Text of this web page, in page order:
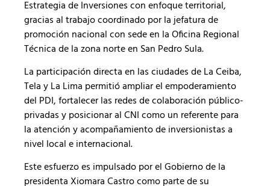
Estrategia de Inversiones con enfoque territorial,
gracias al trabajo coordinado por la jefatura de
promoción nacional con sede en la Oficina Regional
Técnica de la zona norte en San Pedro Sula.
La participación directa en las ciudades de La Ceiba,
Tela y La Lima permitió ampliar el empoderamiento
del PDI, fortalecer las redes de colaboración público-
privadas y posicionar al CNI como un referente para
la atención y acompañamiento de inversionistas a
nivel local e internacional.
Este esfuerzo es impulsado por el Gobierno de la
presidenta Xiomara Castro como parte de su